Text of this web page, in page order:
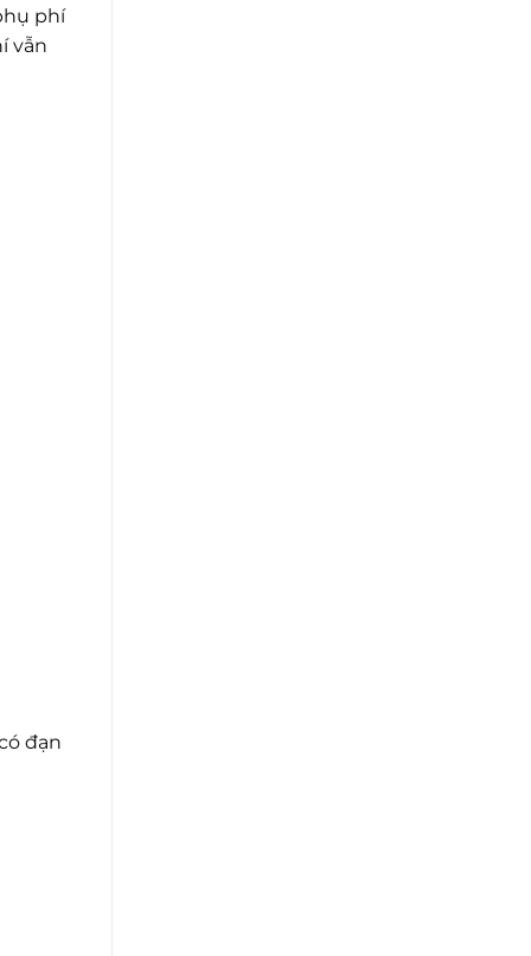
phí
vẫn
đạn